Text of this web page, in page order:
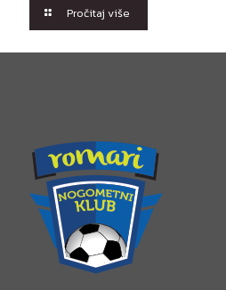
Pročitaj više